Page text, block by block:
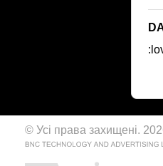
© Усі права захищені.